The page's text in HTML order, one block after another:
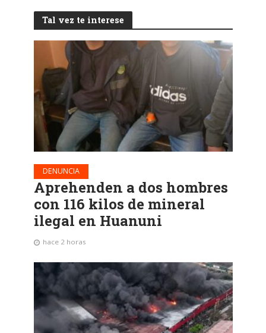
Tal vez te interese
DENUNCIA
Aprehenden a dos hombres
con 116 kilos de mineral
ilegal en Huanuni
hace 2 horas